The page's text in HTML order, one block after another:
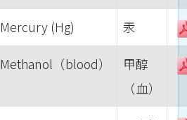
Mercury (Hg) 汞
Methanol（blood）
甲醇
（血）